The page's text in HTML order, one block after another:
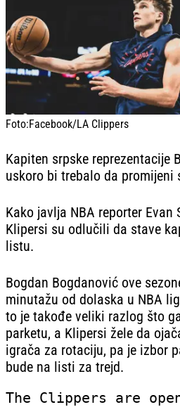
Foto:Facebook/LA Clippers
Kapiten srpske reprezentacije
uskoro bi trebalo da promijeni
Kako javlja NBA reporter Evan
Klipersi su odlučili da stave
listu.
Bogdan Bogdanović ove
minutažu od dolaska u NBA
to je takođe veliki razlog što
parketu, a Klipersi žele da
igrača za rotaciju, pa je izbor
bude na listi za trejd.
The Clippers are